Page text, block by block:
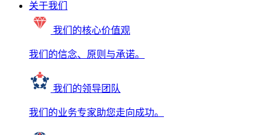
关于我们
我们的核心价值观
我们的信念、原则与承诺。
我们的领导团队
我们的业务专家助您走向成功。